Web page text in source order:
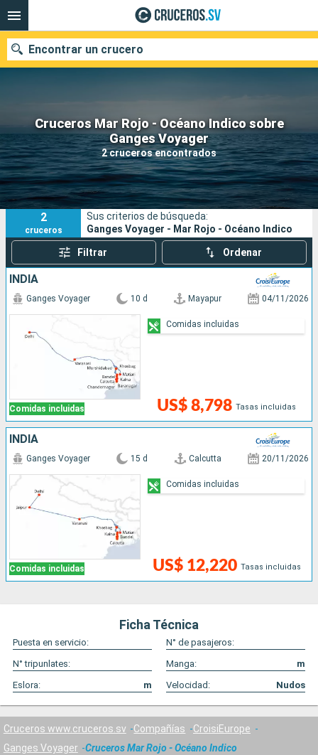
Cruceros Mar Rojo - Océano Indico sobre
Ganges Voyager
2 cruceros encontrados
Encontrar un crucero
Nuestros destinos
Fecha de salida
Puertos Compañías
Buscar
2
cruceros
Sus criterios de búsqueda:
Ganges Voyager - Mar Rojo - Océano Indico
Filtrar Ordenar
INDIA
Comidas incluidas
Ganges Voyager 10 d Mayapur 04/11/2026
US$ 8,798 Tasas incluidas
Comidas incluidas
INDIA
Comidas incluidas
Ganges Voyager 15 d Calcutta 20/11/2026
US$ 12,220 Tasas incluidas
Comidas incluidas
Ficha Técnica
Puesta en servicio:
N° de pasajeros:
N° tripunlates:
Manga:
m
Eslora:
m Velocidad: Nudos
Cruceros www.cruceros.sv Compañías
CroisiEurope
Ganges Voyager
Cruceros Mar Rojo - Océano Indico